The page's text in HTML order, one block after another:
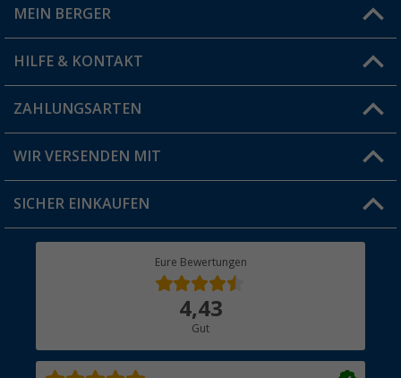
Filiale finden
MEIN BERGER
Vorteilskarte
Blog
Jobs & Karriere
HILFE & KONTAKT
FAQ & Kontakt
Versandinformationen
Rücksendung
ZAHLUNGSARTEN
WIR VERSENDEN MIT
SICHER EINKAUFEN
Eure Bewertungen
4,43
Gut